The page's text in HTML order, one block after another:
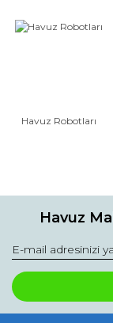
Havuz Robotları
Havuz